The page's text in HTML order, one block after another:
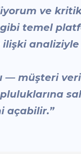
ve
gibi temel
ilişki
— müşteri
açabilir.”